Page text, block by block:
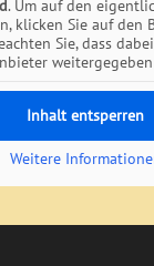
. Um auf den
klicken Sie auf den
Sie, dass
Inhalt entsperren
Weitere